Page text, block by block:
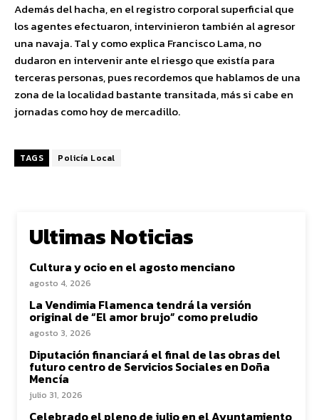
Además del hacha, en el registro corporal superficial que
los agentes efectuaron, intervinieron también al agresor
una navaja. Tal y como explica Francisco Lama, no
dudaron en intervenir ante el riesgo que existía para
terceras personas, pues recordemos que hablamos de una
zona de la localidad bastante transitada, más si cabe en
jornadas como hoy de mercadillo.
TAGS Policía Local
Ultimas Noticias
Cultura y ocio en el agosto menciano
agosto 4, 2026
La Vendimia Flamenca tendrá la versión
original de “El amor brujo” como preludio
agosto 3, 2026
Diputación financiará el final de las obras del
futuro centro de Servicios Sociales en Doña
Mencía
julio 31, 2026